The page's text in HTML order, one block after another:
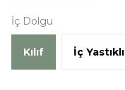
İç Dolgu
Kılıf İç Yastıklı